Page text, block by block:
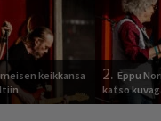
keikkansa
2. Eppu
katso